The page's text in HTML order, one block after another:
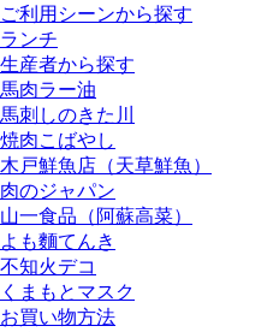
ご利用シーンから探す
ランチ
生産者から探す
馬肉ラー油
馬刺しのきた川
焼肉こばやし
木戸鮮魚店（天草鮮魚）
肉のジャパン
山一食品（阿蘇高菜）
よも麵てんき
不知火デコ
くまもとマスク
お買い物方法